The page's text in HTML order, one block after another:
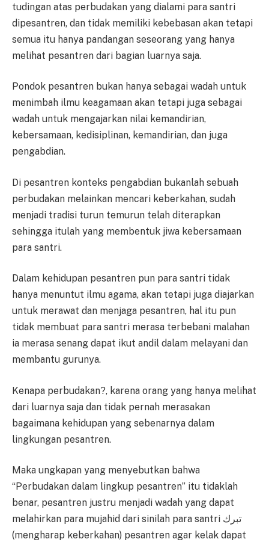
tudingan atas perbudakan yang dialami para santri
dipesantren, dan tidak memiliki kebebasan akan tetapi
semua itu hanya pandangan seseorang yang hanya
melihat pesantren dari bagian luarnya saja.
Pondok pesantren bukan hanya sebagai wadah untuk
menimbah ilmu keagamaan akan tetapi juga sebagai
wadah untuk mengajarkan nilai kemandirian,
kebersamaan, kedisiplinan, kemandirian, dan juga
pengabdian.
Di pesantren konteks pengabdian bukanlah sebuah
perbudakan melainkan mencari keberkahan, sudah
menjadi tradisi turun temurun telah diterapkan
sehingga itulah yang membentuk jiwa kebersamaan
para santri.
Dalam kehidupan pesantren pun para santri tidak
hanya menuntut ilmu agama, akan tetapi juga diajarkan
untuk merawat dan menjaga pesantren, hal itu pun
tidak membuat para santri merasa terbebani malahan
ia merasa senang dapat ikut andil dalam melayani dan
membantu gurunya.
Kenapa perbudakan?, karena orang yang hanya melihat
dari luarnya saja dan tidak pernah merasakan
bagaimana kehidupan yang sebenarnya dalam
lingkungan pesantren.
Maka ungkapan yang menyebutkan bahwa
“Perbudakan dalam lingkup pesantren” itu tidaklah
benar, pesantren justru menjadi wadah yang dapat
melahirkan para mujahid dari sinilah para santri تبرك
(mengharap keberkahan) pesantren agar kelak dapat